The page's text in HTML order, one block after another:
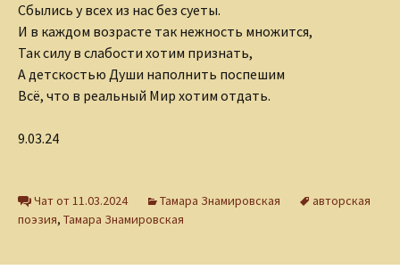
Сбылись у всех из нас без суеты.
И в каждом возрасте так нежность множится,
Так силу в слабости хотим признать,
А детскостью Души наполнить поспешим
Всё, что в реальный Мир хотим отдать.
9.03.24
Чат от 11.03.2024 Тамара Знамировская
авторская
поэзия, Тамара Знамировская